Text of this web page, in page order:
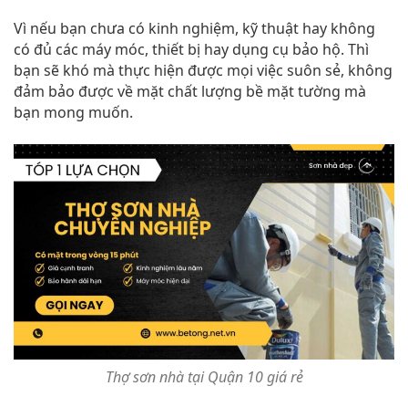
Vì nếu bạn chưa có kinh nghiệm, kỹ thuật hay không
có đủ các máy móc, thiết bị hay dụng cụ bảo hộ. Thì
bạn sẽ khó mà thực hiện được mọi việc suôn sẻ, không
đảm bảo được về mặt chất lượng bề mặt tường mà
bạn mong muốn.
Thợ sơn nhà tại Quận 10 giá rẻ